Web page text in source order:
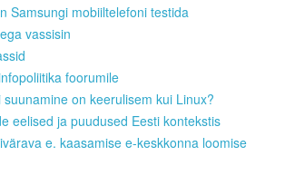
Samsungi mobiiltelefoni testida
vassisin
foorumile
on keerulisem kui Linux?
eelised ja puudused Eesti kontekstis
e. kaasamise e-keskkonna loomise